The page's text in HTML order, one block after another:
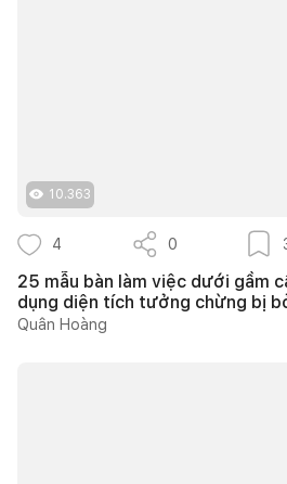
10.363
4 0
25 mẫu bàn làm việc dưới gầm
dụng diện tích tưởng chừng bị
Quân Hoàng